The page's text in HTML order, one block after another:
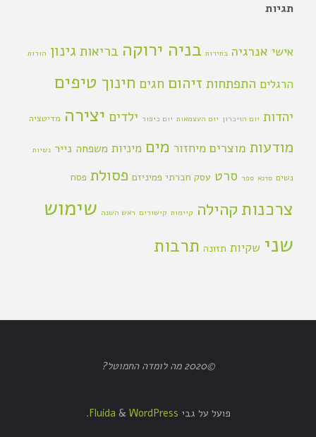
תגיות
אישי אנרגיה בחירות בניה ירוקה בריאות גינון הורות
הרגלים התפתחות זיהום חגים חינוך טיפים
יהדות יום הזיכרון יום העצמאות יום כיפור ילדים יצירה מדיטציה
מודעות מוצרים מיחזור מים מיניות משפחה נייר נשיות
נשים סדנא ספר סרט עסק חברתי פמיניזם פסולת פסח
צרכנות קהילה קיימות קישורים ראש השנה שימוש
שני שקיות תזונה תרבות
©2020 מה לומדה החמוטל?
פועל על גבי & WordPress.